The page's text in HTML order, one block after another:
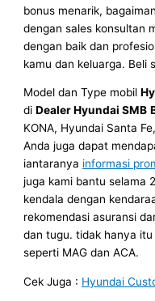
bonus menarik,
dengan sales konsultan
dengan baik dan
kamu dan keluarga. Beli
Model dan Type mobil
diDealer Hyundai SMB
KONA, Hyundai Santa
Anda juga dapat
iantaranya informasi
juga kami bantu selama
kendala dengan
rekomendasi asuransi
dan tugu. tidak hanya
seperti MAG dan ACA.
Cek Juga : Hyundai